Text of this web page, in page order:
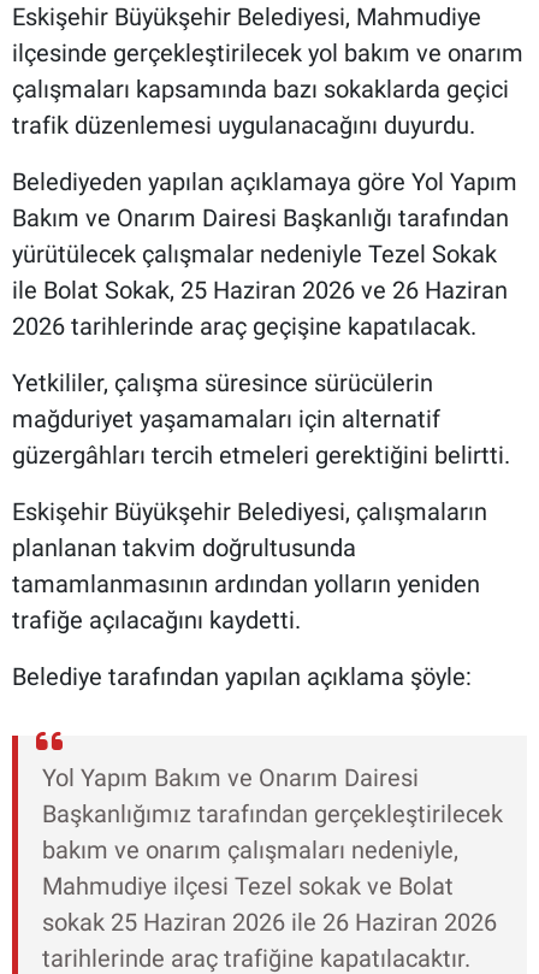
Eskişehir Büyükşehir Belediyesi, Mahmudiye
ilçesinde gerçekleştirilecek yol bakım ve onarım
çalışmaları kapsamında bazı sokaklarda geçici
trafik düzenlemesi uygulanacağını duyurdu.
Belediyeden yapılan açıklamaya göre Yol Yapım
Bakım ve Onarım Dairesi Başkanlığı tarafından
yürütülecek çalışmalar nedeniyle Tezel Sokak
ile Bolat Sokak, 25 Haziran 2026 ve 26 Haziran
2026 tarihlerinde araç geçişine kapatılacak.
Yetkililer, çalışma süresince sürücülerin
mağduriyet yaşamamaları için alternatif
güzergâhları tercih etmeleri gerektiğini belirtti.
Eskişehir Büyükşehir Belediyesi, çalışmaların
planlanan takvim doğrultusunda
tamamlanmasının ardından yolların yeniden
trafiğe açılacağını kaydetti.
Belediye tarafından yapılan açıklama şöyle:
Yol Yapım Bakım ve Onarım Dairesi
Başkanlığımız tarafından gerçekleştirilecek
bakım ve onarım çalışmaları nedeniyle,
Mahmudiye ilçesi Tezel sokak ve Bolat
sokak 25 Haziran 2026 ile 26 Haziran 2026
tarihlerinde araç trafiğine kapatılacaktır.